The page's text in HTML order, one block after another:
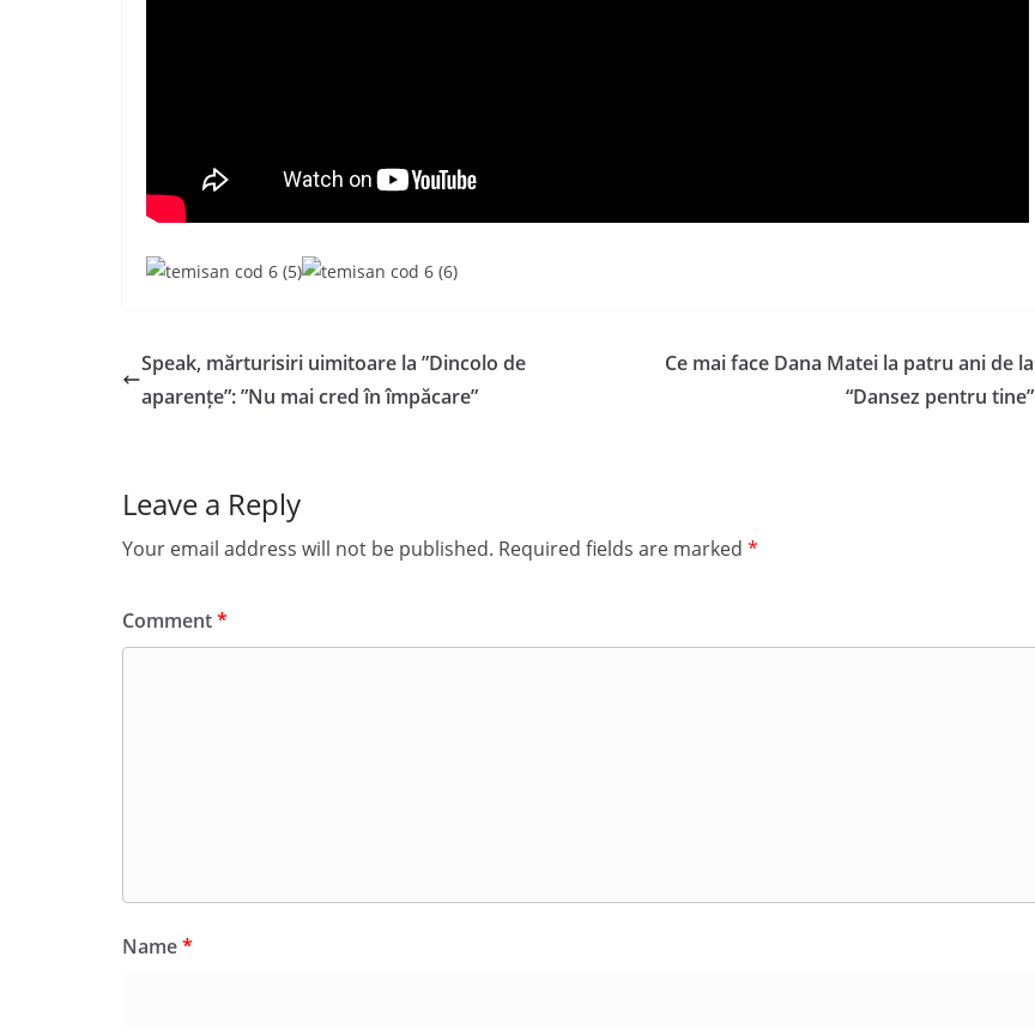
Speak, mărturisiri uimitoare la ”Dincolo de
aparențe”: ”Nu mai cred în împăcare”
Ce mai face Dana Matei la patru ani de la
“Dansez pentru tine”
Leave a Reply
Your email address will not be published. Required fields are marked *
Comment*
Name*